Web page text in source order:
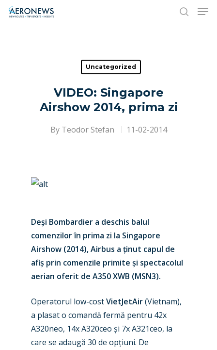
Hit enter to search or ESC to close
Uncategorized
VIDEO: Singapore
Airshow 2014, prima zi
By Teodor Stefan 11-02-2014
Deși Bombardier a deschis balul
comenzilor în prima zi la Singapore
Airshow (2014), Airbus a ținut capul de
afiș prin comenzile primite și spectacolul
aerian oferit de A350 XWB (MSN3).
Operatorul low-costVietJetAir(Vietnam),
a plasat o comandă fermă pentru 42x
A320neo, 14x A320ceo și 7x A321ceo, la
care se adaugă 30 de opțiuni. De